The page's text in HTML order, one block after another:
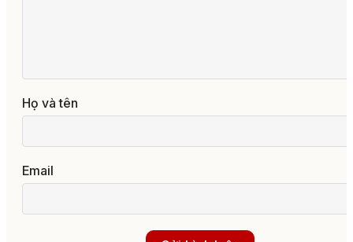
Họ và tên
Email